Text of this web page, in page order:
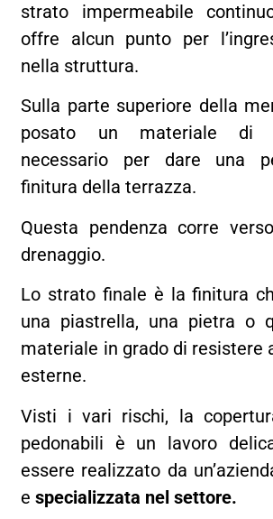
strato impermeabile
offre alcun punto per
nella struttura.
Sulla parte superiore della
posato un materiale di
necessario per dare una
finitura della terrazza.
Questa pendenza corre
drenaggio.
Lo strato finale è la finitura
una piastrella, una pietra o
materiale in grado di resistere
esterne.
Visti i vari rischi, la
pedonabili è un lavoro
essere realizzato da
especializzata nel settore.